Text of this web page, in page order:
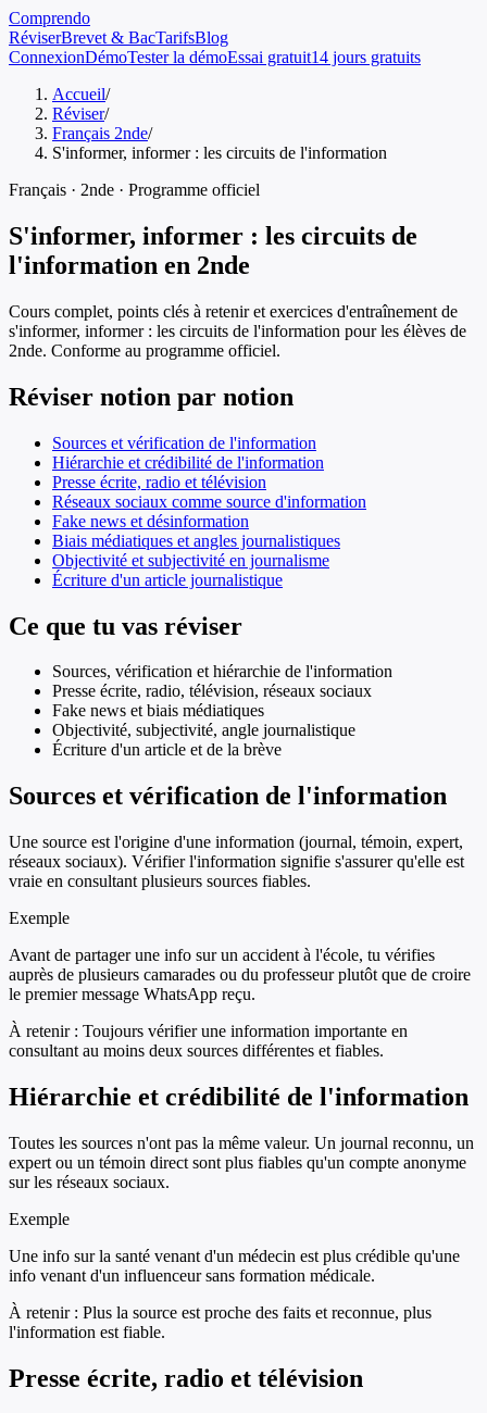
Comprendo
RéviserBrevet & BacTarifsBlog
ConnexionDémoTester la démoEssai gratuit14 jours gratuits
Accueil/
Réviser/
Français 2nde/
S'informer, informer : les circuits de l'information
Français · 2nde · Programme officiel
S'informer, informer : les circuits de
l'information en 2nde
Cours complet, points clés à retenir et exercices d'entraînement de
s'informer, informer : les circuits de l'information pour les élèves de
2nde. Conforme au programme officiel.
Réviser notion par notion
Sources et vérification de l'information
Hiérarchie et crédibilité de l'information
Presse écrite, radio et télévision
Réseaux sociaux comme source d'information
Fake news et désinformation
Biais médiatiques et angles journalistiques
Objectivité et subjectivité en journalisme
Écriture d'un article journalistique
Ce que tu vas réviser
Sources, vérification et hiérarchie de l'information
Presse écrite, radio, télévision, réseaux sociaux
Fake news et biais médiatiques
Objectivité, subjectivité, angle journalistique
Écriture d'un article et de la brève
Sources et vérification de l'information
Une source est l'origine d'une information (journal, témoin, expert,
réseaux sociaux). Vérifier l'information signifie s'assurer qu'elle est
vraie en consultant plusieurs sources fiables.
Exemple
Avant de partager une info sur un accident à l'école, tu vérifies
auprès de plusieurs camarades ou du professeur plutôt que de croire
le premier message WhatsApp reçu.
À retenir : Toujours vérifier une information importante en
consultant au moins deux sources différentes et fiables.
Hiérarchie et crédibilité de l'information
Toutes les sources n'ont pas la même valeur. Un journal reconnu, un
expert ou un témoin direct sont plus fiables qu'un compte anonyme
sur les réseaux sociaux.
Exemple
Une info sur la santé venant d'un médecin est plus crédible qu'une
info venant d'un influenceur sans formation médicale.
À retenir : Plus la source est proche des faits et reconnue, plus
l'information est fiable.
Presse écrite, radio et télévision